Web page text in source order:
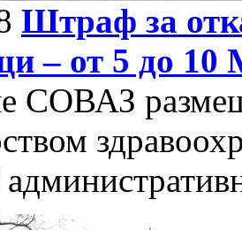
Штраф за
– от 5 до
СОВАЗ